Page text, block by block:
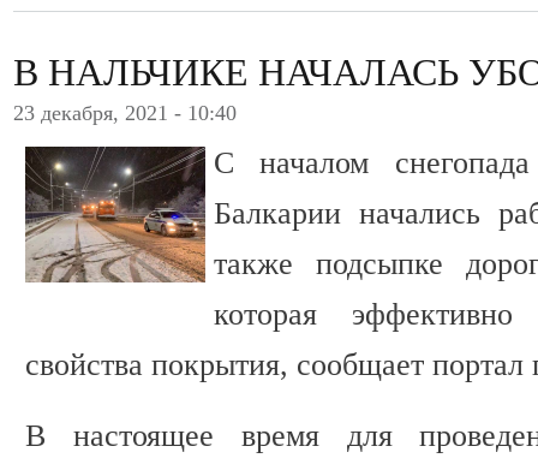
В НАЛЬЧИКЕ НАЧАЛАСЬ
23 декабря, 2021 - 10:40
С началом
Балкарии начались
также подсыпке
которая
свойства покрытия, сообщает портал
В настоящее время для